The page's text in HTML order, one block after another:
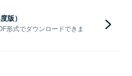
版）
形式でダウンロードできま